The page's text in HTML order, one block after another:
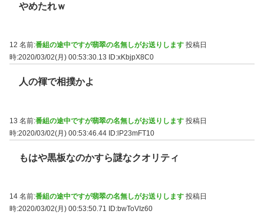
やめたれｗ
12 名前:番組の途中ですが翡翠の名無しがお送りします 投稿日
時:2020/03/02(月) 00:53:30.13
ID:xKbjpX8C0
人の褌で相撲かよ
13 名前:番組の途中ですが翡翠の名無しがお送りします 投稿日
時:2020/03/02(月) 00:53:46.44 ID:lP23mFT10
もはや黒板なのかすら謎なクオリティ
14 名前:番組の途中ですが翡翠の名無しがお送りします 投稿日
時:2020/03/02(月) 00:53:50.71
ID:bwToVIz60